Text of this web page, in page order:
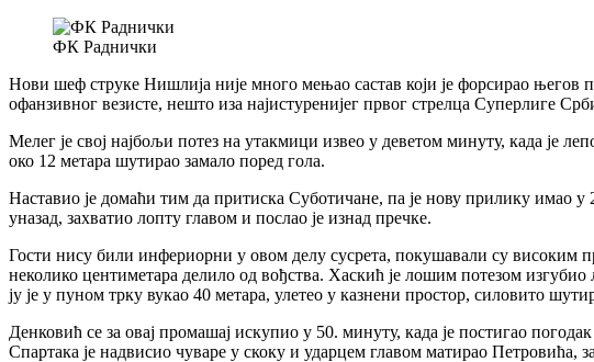
ФК Раднички
Нови шеф струке Нишлија није много мењао састав који је форсирао
офанзивног везисте, нешто иза најистуренијег првог стрелца Суперлиге
Мелег је свој најбољи потез на утакмици извео у деветом минуту, када је
око 12 метара шутирао замало поред гола.
Наставио је домаћи тим да притиска Суботичане, па је нову прилику имао
уназад, захватио лопту главом и послао је изнад пречке.
Гости нису били инфериорни у овом делу сусрета, покушавали су високим
неколико центиметара делило од вођства. Хаскић је лошим потезом
ју је у пуном трку вукао 40 метара, улетео у казнени простор, силовито
Денковић се за овај промашај искупио у 50. минуту, када је постигао
Спартака је надвисио чуваре у скоку и ударцем главом матирао Петровића,